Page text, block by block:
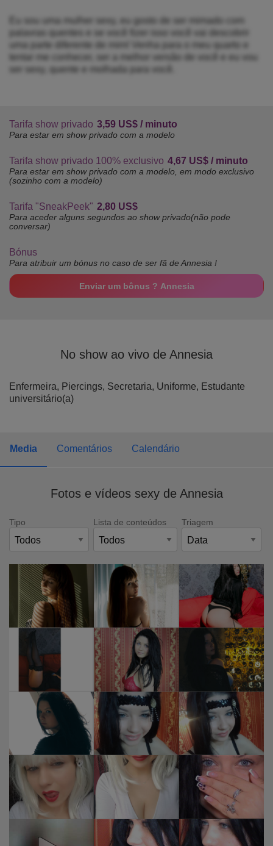
Eu sou uma mulher sexy, eu gosto de ser mimado com
palavras quentes e se você fizer isso você vai descobrir
uma parte diferente de mim! Venha para o meu quarto e
tentar me conhecer, ser a melhor versão de você e eu vou
ser sexy, quente e molhada para você.
Tarifa show privado 3,59 US$ / minuto
Para estar em show privado com a modelo
Tarifa show privado 100% exclusivo 4,67 US$ / minuto
Para estar em show privado com a modelo, em modo exclusivo
(sozinho com a modelo)
Tarifa "SneakPeek" 2,80 US$
Para aceder alguns segundos ao show privado(não pode
conversar)
Bónus
Para atribuir um bónus no caso de ser fã de Annesia !
Enviar um bônus ? Annesia
No show ao vivo de Annesia
Enfermeira, Piercings, Secretaria, Uniforme, Estudante
universitário(a)
Media Comentários Calendário
Fotos e vídeos sexy de Annesia
Tipo Lista de conteúdos Triagem